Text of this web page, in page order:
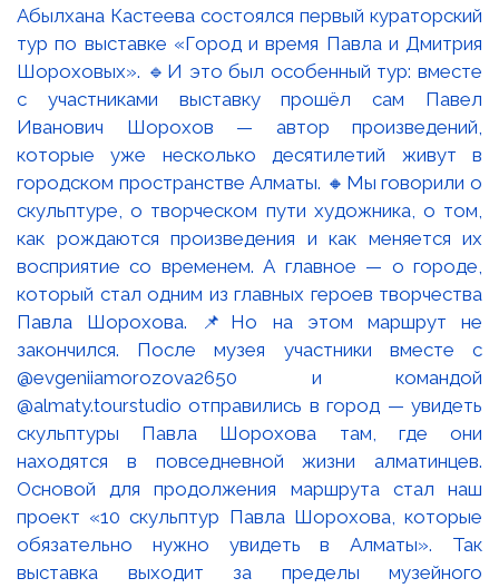
Абылхана Кастеева состоялся первый кураторский
тур по выставке «Город и время Павла и Дмитрия
Шороховых». 🔹И это был особенный тур: вместе
с участниками выставку прошёл сам Павел
Иванович Шорохов — автор произведений,
которые уже несколько десятилетий живут в
городском пространстве Алматы. 🔸Мы говорили о
скульптуре, о творческом пути художника, о том,
как рождаются произведения и как меняется их
восприятие со временем. А главное — о городе,
который стал одним из главных героев творчества
Павла Шорохова. 📌Но на этом маршрут не
закончился. После музея участники вместе с
@evgeniiamorozova2650 и командой
@almaty.tourstudio отправились в город — увидеть
скульптуры Павла Шорохова там, где они
находятся в повседневной жизни алматинцев.
Основой для продолжения маршрута стал наш
проект «10 скульптур Павла Шорохова, которые
обязательно нужно увидеть в Алматы». Так
выставка выходит за пределы музейного